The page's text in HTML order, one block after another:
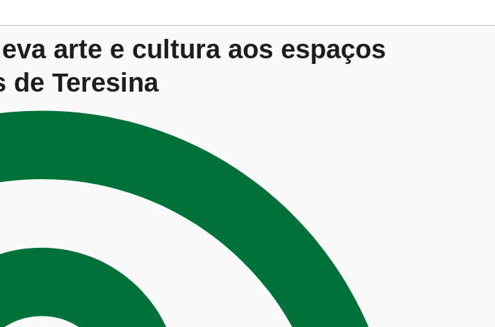
arte e cultura aos espaços
de Teresina